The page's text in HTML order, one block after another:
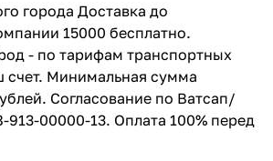
города Доставка до
15000 бесплатно.
- по тарифам транспортных
счет. Минимальная сумма
Согласование по Ватсап/
00000-13. Оплата 100% перед